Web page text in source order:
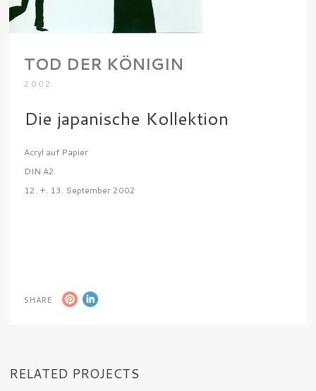
TOD DER KÖNIGIN
2002
Die japanische Kollektion
Acryl auf Papier
DIN A2
12. +. 13. September 2002
SHARE
RELATED PROJECTS